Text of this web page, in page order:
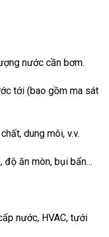
nước cần bơm.
tới (bao gồm ma sát
dung môi, v.v.
độ ăn mòn, bụi bẩn…
nước, HVAC, tưới